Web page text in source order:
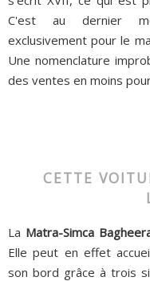
C'est au dernier
exclusivement pour le
Une nomenclature
des ventes en moins
CETTE
La Matra-Simca
Elle peut en effet
son bord grâce à trois